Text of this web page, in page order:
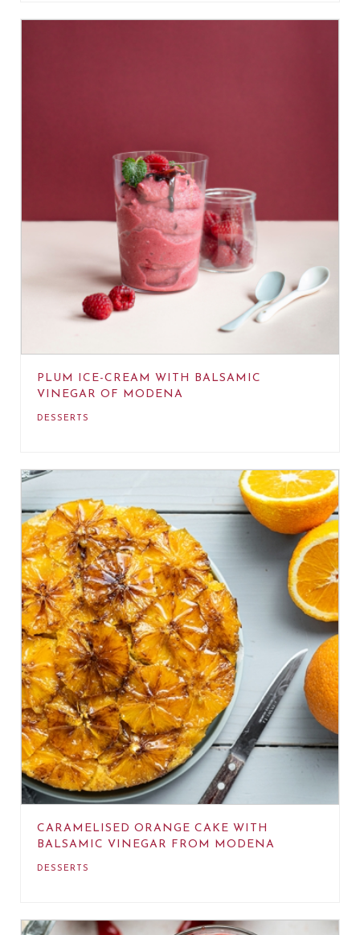
PLUM ICE-CREAM WITH BALSAMIC
VINEGAR OF MODENA
DESSERTS
CARAMELISED ORANGE CAKE WITH
BALSAMIC VINEGAR FROM MODENA
DESSERTS